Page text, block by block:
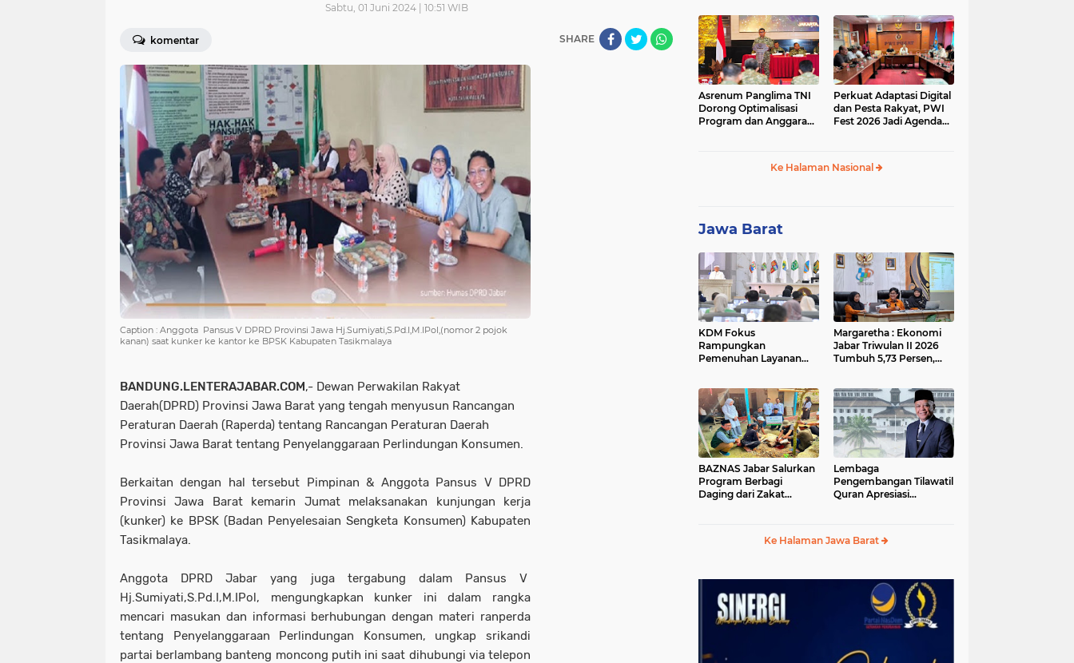
Sabtu, 01 Juni 2024 | 10:51 WIB
komentar SHARE
Caption : Anggota Pansus V DPRD Provinsi Jawa Hj.Sumiyati,S.Pd.I,M.IPol,(nomor 2 pojok
kanan) saat kunker ke kantor ke BPSK Kabupaten Tasikmalaya
BANDUNG.LENTERAJABAR.COM,- Dewan Perwakilan Rakyat
Daerah(DPRD) Provinsi Jawa Barat yang tengah menyusun Rancangan
Peraturan Daerah (Raperda) tentang Rancangan Peraturan Daerah
Provinsi Jawa Barat tentang Penyelanggaraan Perlindungan Konsumen.
Berkaitan dengan hal tersebut Pimpinan & Anggota Pansus V DPRD
Provinsi Jawa Barat kemarin Jumat melaksanakan kunjungan kerja
(kunker) ke BPSK (Badan Penyelesaian Sengketa Konsumen) Kabupaten
Tasikmalaya.
Anggota DPRD Jabar yang juga tergabung dalam Pansus V
Hj.Sumiyati,S.Pd.I,M.IPol, mengungkapkan kunker ini dalam rangka
mencari masukan dan informasi berhubungan dengan materi ranperda
tentang Penyelanggaraan Perlindungan Konsumen, ungkap srikandi
partai berlambang banteng moncong putih ini saat dihubungi via telepon
BBM
Asrenum Panglima TNI
Dorong Optimalisasi
Program dan Anggaran
Perkuat Adaptasi Digital
dan Pesta Rakyat, PWI
Fest 2026 Jadi Agenda
Ke Halaman Nasional
Jawa Barat
KDM Fokus
Rampungkan
Pemenuhan Layanan
Margaretha : Ekonomi
Jabar Triwulan II 2026
Tumbuh 5,73 Persen,
BAZNAS Jabar Salurkan
Program Berbagi
Daging dari Zakat
Lembaga
Pengembangan Tilawatil
Quran Apresiasi
Ke Halaman Jawa Barat